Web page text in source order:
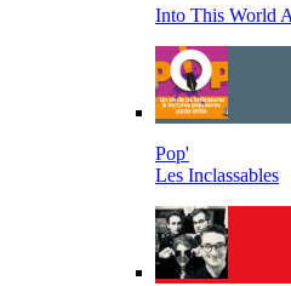
Into This World
Pop'
Les Inclassables